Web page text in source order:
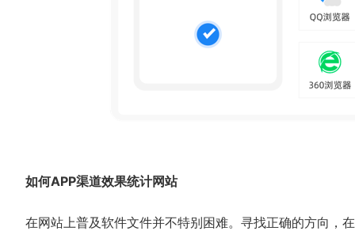
如何APP渠道效果统计网站
在网站上普及软件文件并不特别困难。寻找正确的方向，